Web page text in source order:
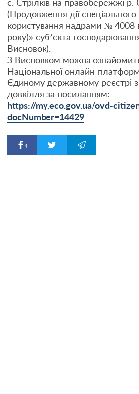
1
с. Стрілків на правобережжі р.
(Продовження дії
користування надрами № 4008
року)» суб’єкта
Висновок).
З Висновком можна
Національної онлайн-
Єдиному державному реєстрі з
довкілля за посиланням:
https://my.eco.gov.ua/ovd-
docNumber=14429